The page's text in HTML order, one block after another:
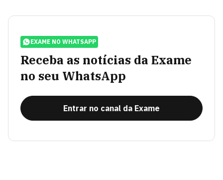
EXAME NO WHATSAPP
Receba as notícias da Exame
no seu WhatsApp
Entrar no canal da Exame